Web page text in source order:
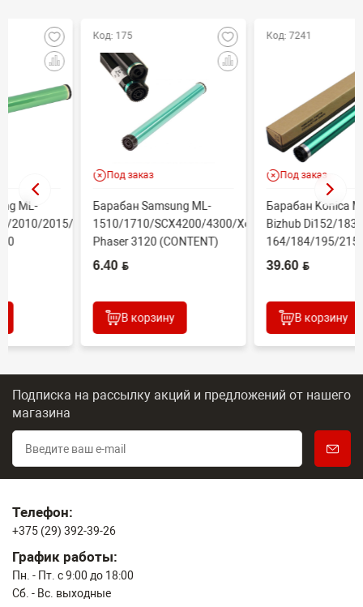
Xerox
Код: 175
Барабан Samsung ML-
1510/1710/SCX4200/4300/Xerox
Phaser 3120 (CONTENT)
В корзину
Код: 7241
Барабан Konica Minolta
Bizhub Di152/183, Bizhub
164/184/195/215
(CET1821N) 60000 стр.
В корзину
Подписка на рассылку акций и предложений от нашего
магазина
Телефон:
+375 (29) 392-39-26
График работы:
Пн. - Пт. с 9:00 до 18:00
Сб. - Вс. выходные